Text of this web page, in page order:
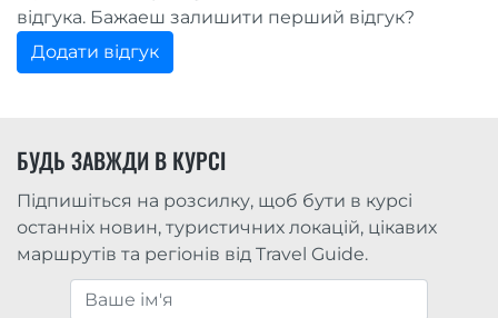
відгука. Бажаеш залишити перший відгук?
Додати відгук
БУДЬ ЗАВЖДИ В КУРСІ
Підпишіться на розсилку, щоб бути в курсі
останніх новин, туристичних локацій, цікавих
маршрутів та регіонів від Travel Guide.